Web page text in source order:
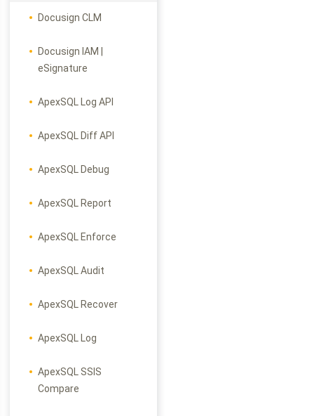
Docusign CLM
Docusign IAM |
eSignature
ApexSQL Log API
ApexSQL Diff API
ApexSQL Debug
ApexSQL Report
ApexSQL Enforce
ApexSQL Audit
ApexSQL Recover
ApexSQL Log
ApexSQL SSIS
Compare